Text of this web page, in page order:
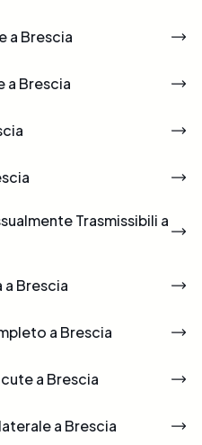
a Brescia
a Brescia
Trasmissibili a
Brescia
a Brescia
a Brescia
a Brescia